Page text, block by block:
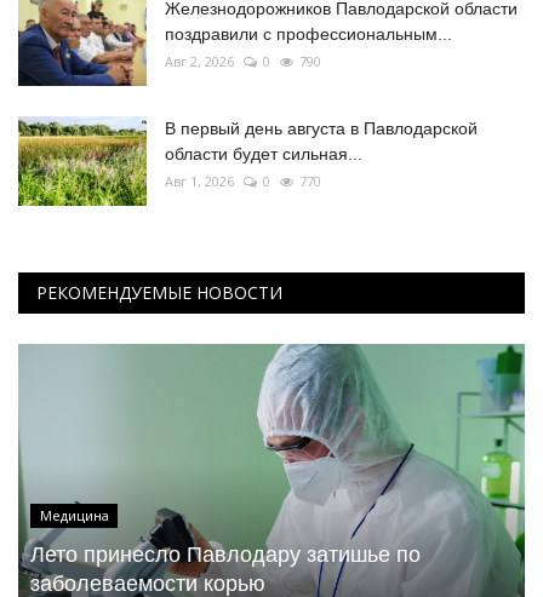
Железнодорожников Павлодарской области
поздравили с профессиональным...
Авг 2, 2026 0 790
В первый день августа в Павлодарской
области будет сильная...
Авг 1, 2026 0 770
РЕКОМЕНДУЕМЫЕ НОВОСТИ
Медицина
Лето принесло Павлодару затишье по
заболеваемости корью